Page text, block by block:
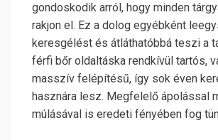
gondoskodik arról, hogy minden
rakjon el. Ez a dolog egyébként
keresgélést és átláthatóbbá teszi a
férfi bőr oldaltáska rendkívül tartós,
masszív felépítésű, így sok éven
hasznára lesz. Megfelelő ápolással
múlásával is eredeti fényében fog